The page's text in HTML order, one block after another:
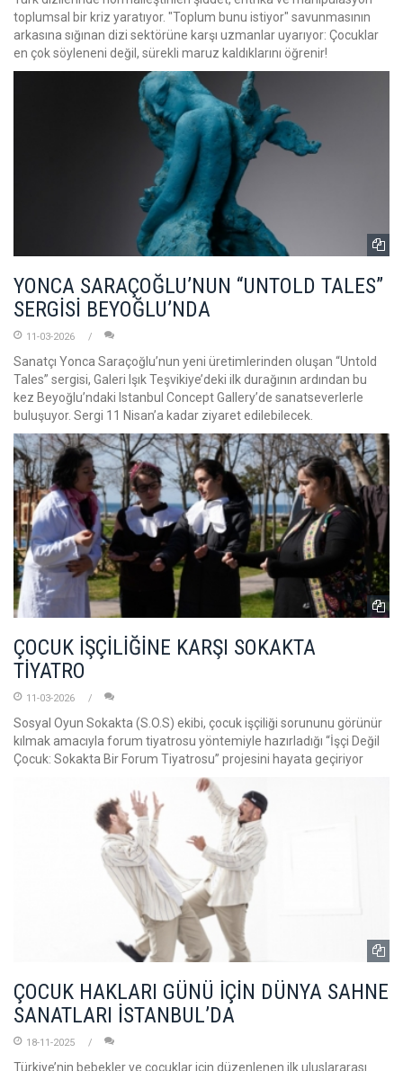
toplumsal bir kriz yaratıyor. "Toplum bunu istiyor" savunmasının
arkasına sığınan dizi sektörüne karşı uzmanlar uyarıyor: Çocuklar
en çok söyleneni değil, sürekli maruz kaldıklarını öğrenir!
YONCA SARAÇOĞLU’NUN “UNTOLD TALES”
SERGİSİ BEYOĞLU’NDA
11-03-2026
Sanatçı Yonca Saraçoğlu’nun yeni üretimlerinden oluşan “Untold
Tales” sergisi, Galeri Işık Teşvikiye’deki ilk durağının ardından bu
kez Beyoğlu’ndaki Istanbul Concept Gallery’de sanatseverlerle
buluşuyor. Sergi 11 Nisan’a kadar ziyaret edilebilecek.
ÇOCUK İŞÇİLİĞİNE KARŞI SOKAKTA
TİYATRO
11-03-2026
Sosyal Oyun Sokakta (S.O.S) ekibi, çocuk işçiliği sorununu görünür
kılmak amacıyla forum tiyatrosu yöntemiyle hazırladığı “İşçi Değil
Çocuk: Sokakta Bir Forum Tiyatrosu” projesini hayata geçiriyor
ÇOCUK HAKLARI GÜNÜ İÇİN DÜNYA SAHNE
SANATLARI İSTANBUL’DA
18-11-2025
Türkiye’nin bebekler ve çocuklar için düzenlenen ilk uluslararası